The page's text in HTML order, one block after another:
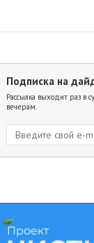
Подписка на
Рассылка выходит раз в
вечерам.